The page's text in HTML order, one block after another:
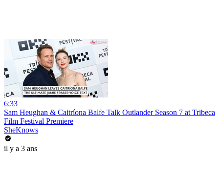
6:33
Sam Heughan & Caitríona Balfe Talk Outlander Season 7 at Tribeca
Film Festival Premiere
SheKnows
il y a 3 ans